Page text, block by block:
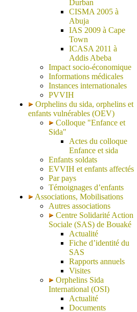
Durban
CISMA 2005 à
Abuja
IAS 2009 à Cape
Town
ICASA 2011 à
Addis Abeba
Impact socio-économique
Informations médicales
Instances internationales
PVVIH
Orphelins du sida, orphelins et
enfants vulnérables (OEV)
Colloque "Enfance et
Sida"
Actes du colloque
Enfance et sida
Enfants soldats
EVVIH et enfants affectés
Par pays
Témoignages d’enfants
Associations, Mobilisations
Autres associations
Centre Solidarité Action
Sociale (SAS) de Bouaké
Actualité
Fiche d’identité du
SAS
Rapports annuels
Visites
Orphelins Sida
International (OSI)
Actualité
Documents